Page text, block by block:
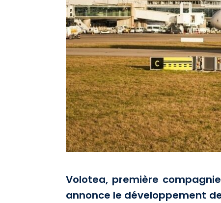
Volotea, première
annonce le développement